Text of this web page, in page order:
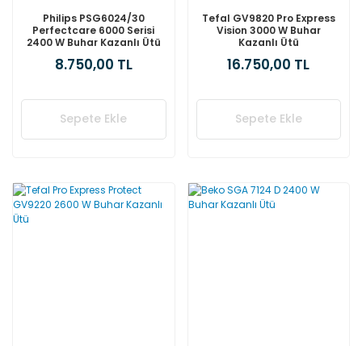
Philips PSG6024/30
Perfectcare 6000 Serisi
2400 W Buhar Kazanlı Ütü
8.750,00 TL
Sepete Ekle
Tefal GV9820 Pro Express
Vision 3000 W Buhar
Kazanlı Ütü
16.750,00 TL
Sepete Ekle